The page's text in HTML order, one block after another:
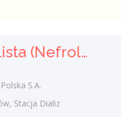
Lekarz Specjalista (Nefrolog / Internista) (K/M/N)
S.A.
Stacja Dializ